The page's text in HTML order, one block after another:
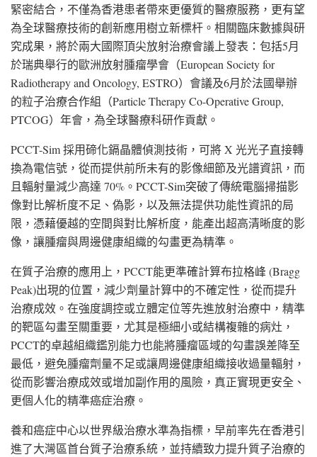
緊密結合，不僅為香港患者帶來更優質的醫療服務，更有望
為全球醫療技術的創新應用樹立新標杆。相關臨床數據與研
究成果，將於兩大國際頂尖放射治療會議上發表：包括5月
於瑞典舉行的歐洲放射腫瘤學會（European Society for
Radiotherapy and Oncology, ESTRO）會議及6月於法國舉辦
的粒子治療合作組（Particle Therapy Co-Operative Group,
PTCOG）年會，為全球醫療科研作貢獻。
PCCT-Sim 採用碲化鎘晶體偵測技術，可將 X 光光子直接轉
換為電信號，從而提供前所未有的影像細節及光譜資訊，而
且輻射量減少高達 70%。PCCT-Sim突破了傳統電腦掃描影
像對比解析度不足、偽影，以及無法提供功能性資訊的局
限，憑藉優越的空間與對比解析度，能產出超高清晰度的影
像，讓腫瘤與周邊健康組織的勾畫更為精準。
在質子治療的應用上，PCCT能更準確計算布拉格峰 (Bragg
Peak)出現的位置，減少劑量計算中的不確定性，從而提升
治療成效。在強度調控或立體定位等先進放射治療中，精準
的靶區勾畫至關重要，尤其是極細小或結構複雜的病灶，
PCCT的卓越組織鑑別能力也能將腫瘤區域的勾畫誤差降至
最低，避免腫瘤劑量不足或讓周邊健康組織接收過量輻射，
從而影響治療成效或增加副作用的風險，真正實現更安全、
更個人化的精準癌症治療。
養和癌症中心以世界級治療水準為指標，早前率先在香港引
進了大灣區首台質子治療系統，並持續致力提升質子治療的